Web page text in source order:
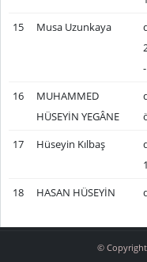
15 Musa Uzunkaya
16
MUHAMMED
HÜSEYİN YEGÂNE
17 Hüseyin Kılbaş
18 HASAN HÜSEYİN
© Copyright